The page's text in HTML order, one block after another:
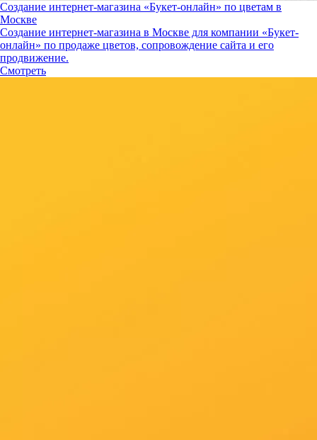
Создание интернет-магазина «Букет-онлайн» по цветам в
Москве
Создание интернет-магазина в Москве для компании «Букет-
онлайн» по продаже цветов, сопровождение сайта и его
продвижение.
Смотреть